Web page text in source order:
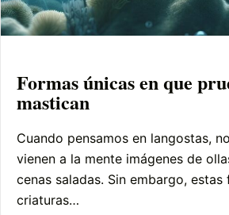
Formas únicas en que
mastican
Cuando pensamos en langostas,
vienen a la mente imágenes de
cenas saladas. Sin embargo, estas
criaturas…